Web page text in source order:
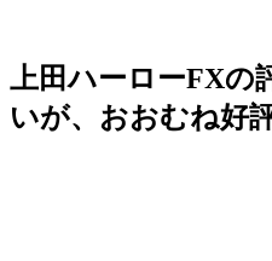
上田ハーローFXの
いが、おおむね好